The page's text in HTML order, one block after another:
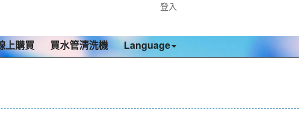
登入
上購買 買水管清洗機 Language